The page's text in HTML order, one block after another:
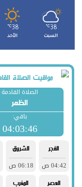
38
℃
السبت
38
℃
الأحد